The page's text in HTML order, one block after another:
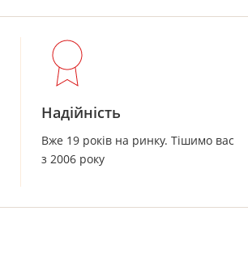
Надійність
Вже 19 років на ринку. Тішимо вас
з 2006 року